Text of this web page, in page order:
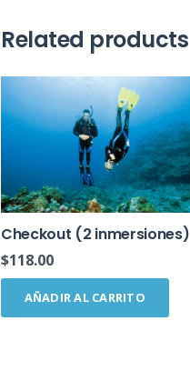
Related products
Checkout (2 inmersiones)
$118.00
AÑADIR AL CARRITO